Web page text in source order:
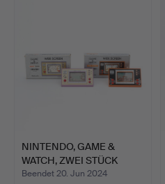
NINTENDO, GAME &
WATCH, ZWEI STÜCK
„Snoopy…
Beendet 20. Jun 2024